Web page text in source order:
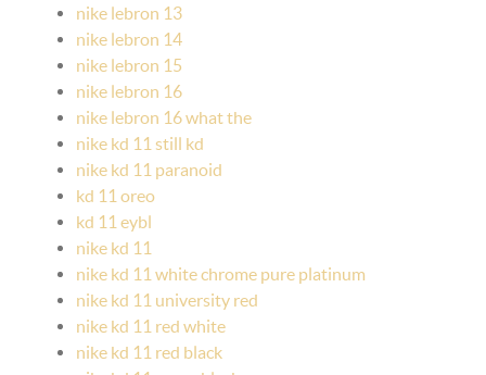
nike lebron 13
nike lebron 14
nike lebron 15
nike lebron 16
nike lebron 16 what the
nike kd 11 still kd
nike kd 11 paranoid
kd 11 oreo
kd 11 eybl
nike kd 11
nike kd 11 white chrome pure platinum
nike kd 11 university red
nike kd 11 red white
nike kd 11 red black